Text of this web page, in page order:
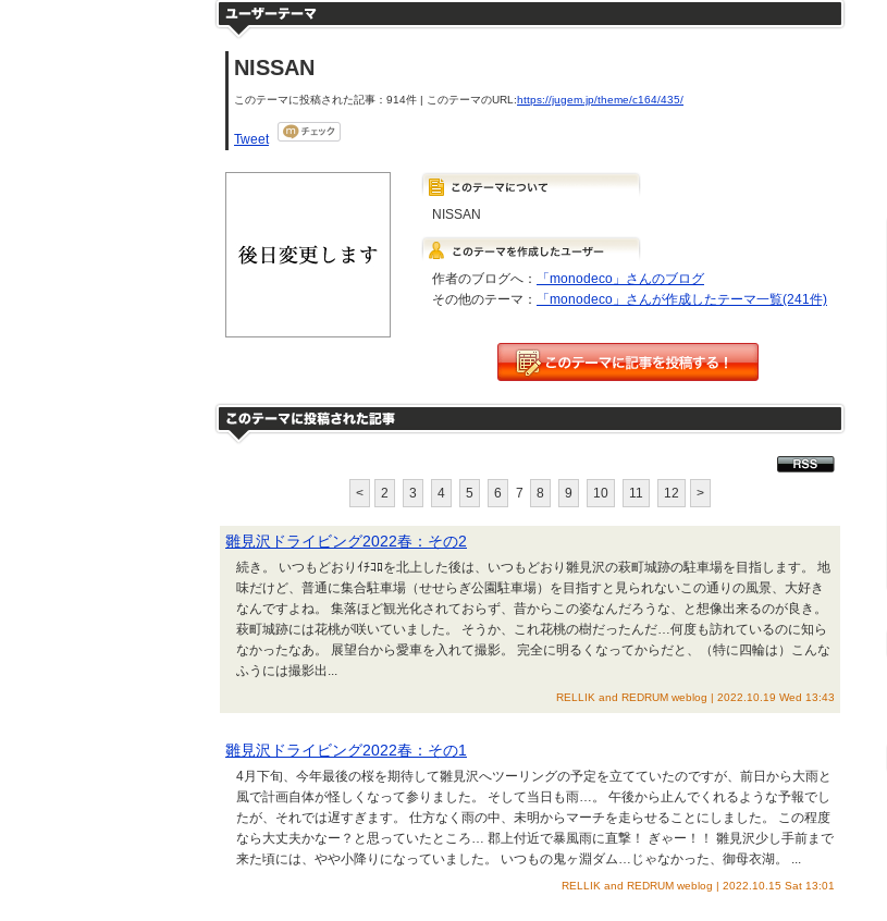
NISSAN
このテーマに投稿された記事：914件 | このテーマのURL:https://jugem.jp/theme/c164/435/
Tweet
NISSAN
作者のブログへ：
「monodeco」さんのブログ
その他のテーマ：
「monodeco」さんが作成したテーマ一覧(241件)
< 2 3 4 5 6 7 8 9 10 11 12 >
雛見沢ドライビング2022春：その2
続き。 いつもどおりｲﾁｺﾛを北上した後は、いつもどおり雛見沢の萩町城跡の駐車場を目指します。 地
味だけど、普通に集合駐車場（せせらぎ公園駐車場）を目指すと見られないこの通りの風景、大好き
なんですよね。 集落ほど観光化されておらず、昔からこの姿なんだろうな、と想像出来るのが良き。
萩町城跡には花桃が咲いていました。 そうか、これ花桃の樹だったんだ…何度も訪れているのに知ら
なかったなあ。 展望台から愛車を入れて撮影。 完全に明るくなってからだと、（特に四輪は）こんな
ふうには撮影出...
RELLIK and REDRUM weblog | 2022.10.19 Wed 13:43
雛見沢ドライビング2022春：その1
4月下旬、今年最後の桜を期待して雛見沢へツーリングの予定を立てていたのですが、前日から大雨と
風で計画自体が怪しくなって参りました。 そして当日も雨…。 午後から止んでくれるような予報でし
たが、それでは遅すぎます。 仕方なく雨の中、未明からマーチを走らせることにしました。 この程度
なら大丈夫かなー？と思っていたところ… 郡上付近で暴風雨に直撃！ ぎゃー！！ 雛見沢少し手前まで
来た頃には、やや小降りになっていました。 いつもの鬼ヶ淵ダム…じゃなかった、御母衣湖。 ...
RELLIK and REDRUM weblog | 2022.10.15 Sat 13:01